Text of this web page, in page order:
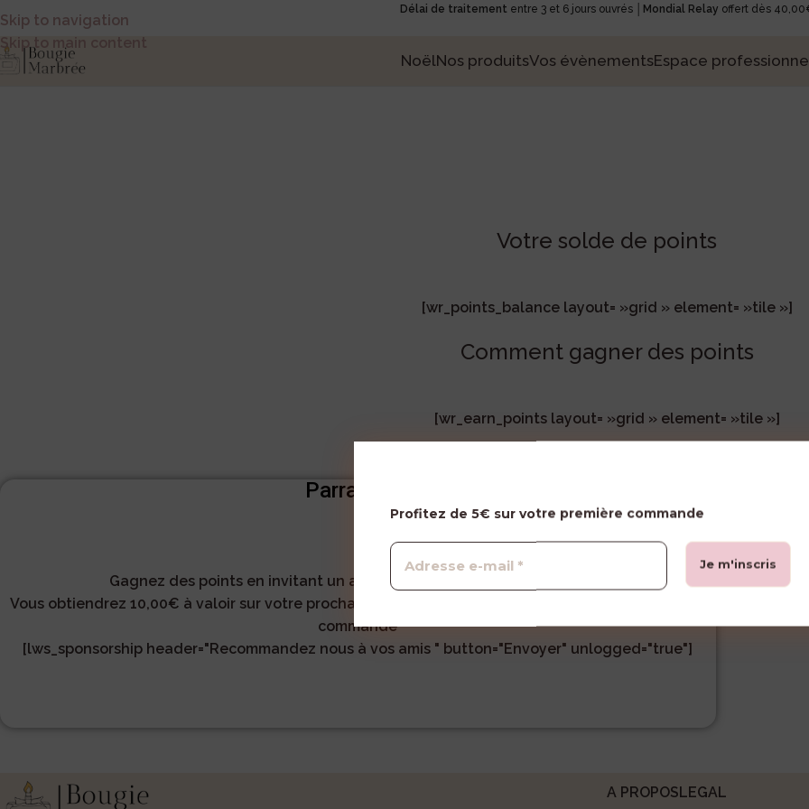
Skip to navigation
Skip to main content
Délai de traitement entre 3 et 6 jours ouvrés │ Mondial Relay offert dès
NoëlNos produitsVos évènementsEspace
Votre solde de points
[wr_points_balance layout= »grid » element= »tile »]
Comment gagner des points
[wr_earn_points layout= »grid » element= »tile »]
Parrainage
Gagnez des points en invitant un ami à passer sa première commande
Vous obtiendrez 10,00€ à valoir sur votre prochaine commande et votre ami 5,00€ sur sa première
commande
[lws_sponsorship header="Recommandez nous à vos amis " button="Envoyer" unlogged="true"]
Profitez de 5€ sur votre première commande
A PROPOSLEGAL